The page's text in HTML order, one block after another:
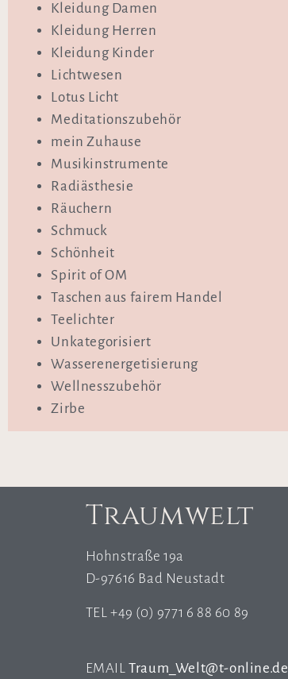
Kleidung Damen
Kleidung Herren
Kleidung Kinder
Lichtwesen
Lotus Licht
Meditationszubehör
mein Zuhause
Musikinstrumente
Radiästhesie
Räuchern
Schmuck
Schönheit
Spirit of OM
Taschen aus fairem Handel
Teelichter
Unkategorisiert
Wasserenergetisierung
Wellnesszubehör
Zirbe
Traumwelt
Hohnstraße 19a
D-97616 Bad Neustadt
TEL +49 (0) 9771 6 88 60 89
EMAILTraum_Welt@t-online.de